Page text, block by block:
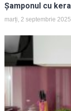
Șamponul cu
marți, 2 septembrie 2025